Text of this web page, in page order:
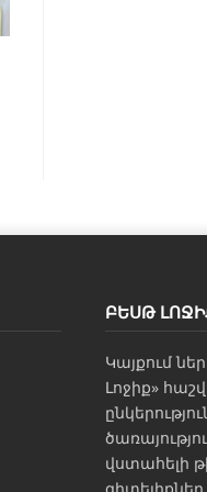
ԲԵՍԹ
Կայքում
Լոջիք»
վստահելի